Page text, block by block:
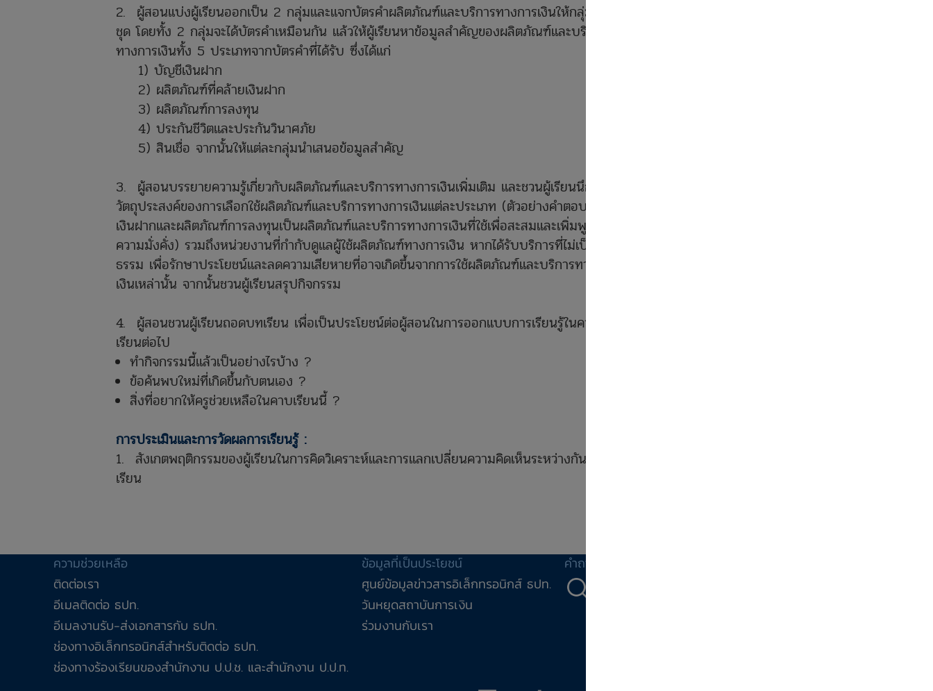
2. ผู้สอนแบ่งผู้เรียนออกเป็น 2 กลุ่มและแจกบัตรคำผลิตภัณฑ์และบริการทางการเงินให้กลุ่มละ 1
ชุด โดยทั้ง 2 กลุ่มจะได้บัตรคำเหมือนกัน แล้วให้ผู้เรียนหาข้อมูลสำคัญของผลิตภัณฑ์และบริการ
ทางการเงินทั้ง 5 ประเภทจากบัตรคำที่ได้รับ ซึ่งได้แก่
1) บัญชีเงินฝาก
2) ผลิตภัณฑ์ที่คล้ายเงินฝาก
3) ผลิตภัณฑ์การลงทุน
4) ประกันชีวิตและประกันวินาศภัย
5) สินเชื่อ จากนั้นให้แต่ละกลุ่มนำเสนอข้อมูลสำคัญ
3. ผู้สอนบรรยายความรู้เกี่ยวกับผลิตภัณฑ์และบริการทางการเงินเพิ่มเติม และชวนผู้เรียนนึกถึง
วัตถุประสงค์ของการเลือกใช้ผลิตภัณฑ์และบริการทางการเงินแต่ละประเภท (ตัวอย่างคำตอบ บัญชี
เงินฝากและผลิตภัณฑ์การลงทุนเป็นผลิตภัณฑ์และบริการทางการเงินที่ใช้เพื่อสะสมและเพิ่มพูน
ความมั่งคั่ง) รวมถึงหน่วยงานที่กำกับดูแลผู้ใช้ผลิตภัณฑ์ทางการเงิน หากได้รับบริการที่ไม่เป็น
ธรรม เพื่อรักษาประโยชน์และลดความเสียหายที่อาจเกิดขึ้นจากการใช้ผลิตภัณฑ์และบริการทางการ
เงินเหล่านั้น จากนั้นชวนผู้เรียนสรุปกิจกรรม
4. ผู้สอนชวนผู้เรียนถอดบทเรียน เพื่อเป็นประโยชน์ต่อผู้สอนในการออกแบบการเรียนรู้ในคาบ
เรียนต่อไป
ทำกิจกรรมนี้แล้วเป็นอย่างไรบ้าง ?
ข้อค้นพบใหม่ที่เกิดขึ้นกับตนเอง ?
สิ่งที่อยากให้ครูช่วยเหลือในคาบเรียนนี้ ?
การประเมินและการวัดผลการเรียนรู้ :
1. สังเกตพฤติกรรมของผู้เรียนในการคิดวิเคราะห์และการแลกเปลี่ยนความคิดเห็นระหว่างกันของผู้
เรียน
ความช่วยเหลือ
ติดต่อเรา
อีเมลติดต่อ ธปท.
อีเมลงานรับ-ส่งเอกสารกับ ธปท.
ช่องทางอิเล็กทรอนิกส์สำหรับติดต่อ ธปท.
ช่องทางร้องเรียนของสำนักงาน ป.ป.ช. และสำนักงาน ป.ป.ท.
ข้อมูลที่เป็นประโยชน์
ศูนย์ข้อมูลข่าวสารอิเล็กทรอนิกส์ ธปท.
วันหยุดสถาบันการเงิน
ร่วมงานกับเรา
คำถาม-คำตอบ